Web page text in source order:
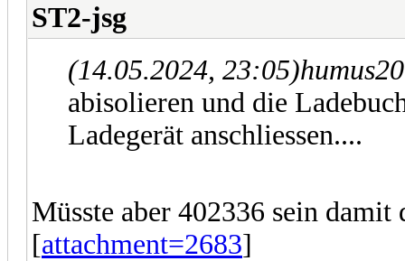
ST2-jsg
(14.05.2024, 23:05)
abisolieren und die
Ladegerät anschliessen....
Müsste aber 402336 sein damit
[attachment=2683]